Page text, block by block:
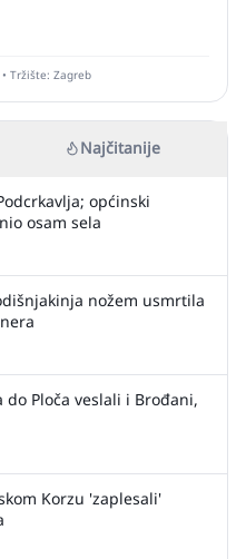
Tržište: Zagreb
Najčitanije
općinski
osam sela
nožem usmrtila
Ploča veslali i Brođani,
Korzu 'zaplesali'